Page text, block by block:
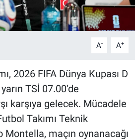
A- A+
2026 FIFA Dünya Kupası D
TSİ 07.00’de
karşıya gelecek. Mücadele
Takımı Teknik
maçın oynanacağı